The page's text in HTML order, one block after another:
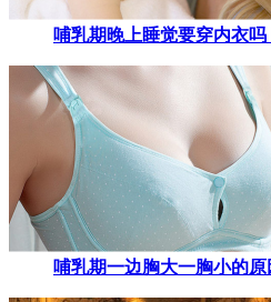
哺乳期晚上睡觉要穿内衣
哺乳期一边胸大一胸小的